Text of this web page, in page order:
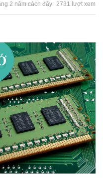
2 năm cách đây 2731 lượt xem